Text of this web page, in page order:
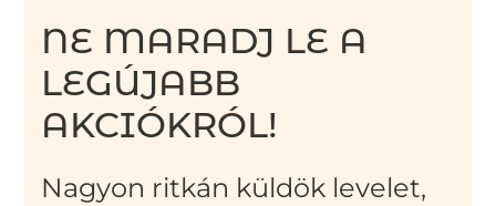
NE MARADJ LE A
LEGÚJABB
AKCIÓKRÓL!
Nagyon ritkán küldök levelet,